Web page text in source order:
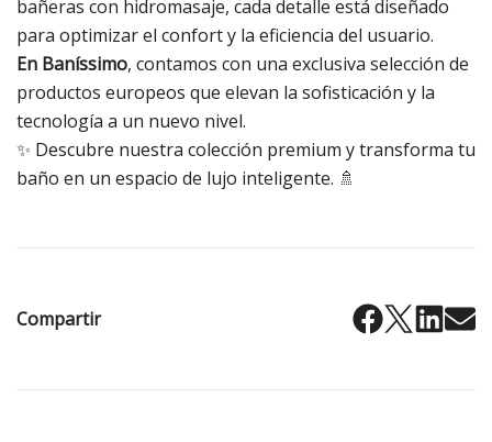
bañeras con hidromasaje, cada detalle está diseñado
para optimizar el confort y la eficiencia del usuario.
En Baníssimo, contamos con una exclusiva selección de
productos europeos que elevan la sofisticación y la
tecnología a un nuevo nivel.
✨ Descubre nuestra colección premium y transforma tu
baño en un espacio de lujo inteligente. 🚿
Compartir